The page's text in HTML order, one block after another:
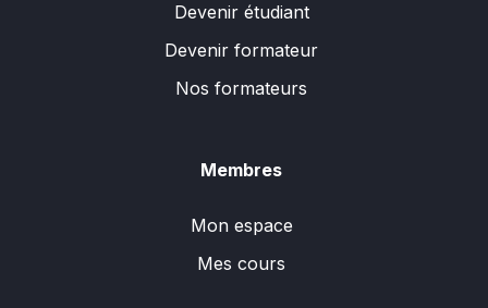
Devenir étudiant
Devenir formateur
Nos formateurs
Membres
Mon espace
Mes cours